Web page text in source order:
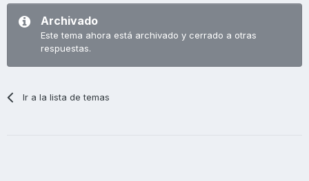
Archivado
Este tema ahora está archivado y cerrado a otras
respuestas.
Ir a la lista de temas